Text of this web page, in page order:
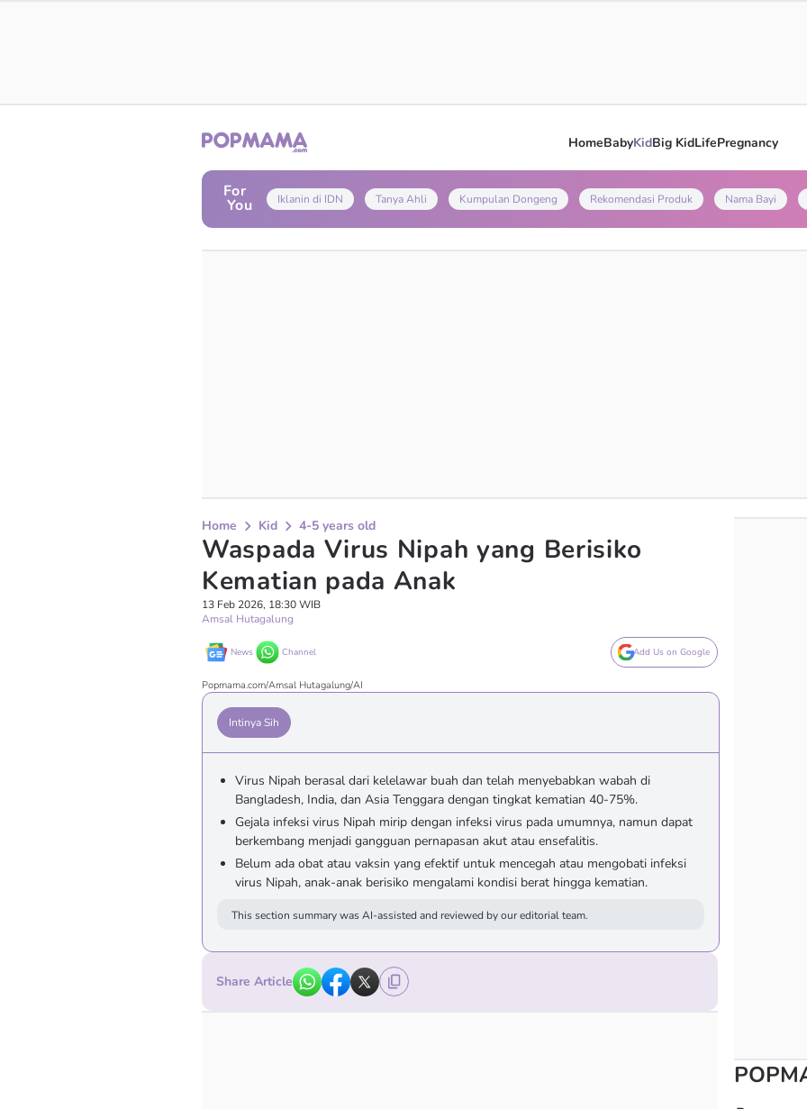
HomeBabyKidBig KidLifePregnancy
For
You Iklanin di IDN Tanya Ahli Kumpulan Dongeng Rekomendasi Produk Nama Bayi
Home Kid 4-5 years old
Waspada Virus Nipah yang Berisiko
Kematian pada Anak
13 Feb 2026, 18:30 WIB
Amsal Hutagalung
News Channel Add Us on Google
Popmama.com/Amsal Hutagalung/AI
Intinya Sih
Virus Nipah berasal dari kelelawar buah dan telah menyebabkan wabah di
Bangladesh, India, dan Asia Tenggara dengan tingkat kematian 40-75%.
Gejala infeksi virus Nipah mirip dengan infeksi virus pada umumnya, namun dapat
berkembang menjadi gangguan pernapasan akut atau ensefalitis.
Belum ada obat atau vaksin yang efektif untuk mencegah atau mengobati infeksi
virus Nipah, anak-anak berisiko mengalami kondisi berat hingga kematian.
This section summary was AI-assisted and reviewed by our editorial team.
Share Article